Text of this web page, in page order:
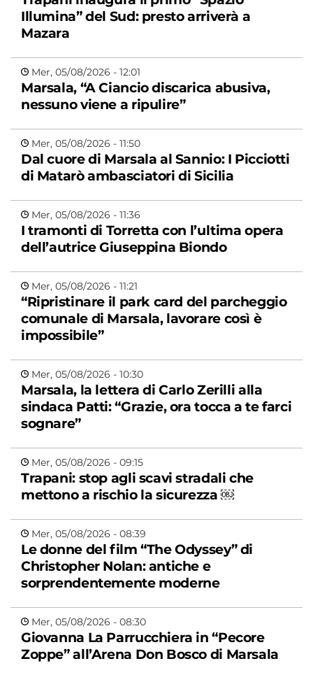
Illumina” del Sud: presto arriverà a
Mazara
Mer, 05/08/2026 - 12:01
Marsala, “A Ciancio discarica abusiva,
nessuno viene a ripulire”
Mer, 05/08/2026 - 11:50
Dal cuore di Marsala al Sannio: I Picciotti
di Matarò ambasciatori di Sicilia
Mer, 05/08/2026 - 11:36
I tramonti di Torretta con l’ultima opera
dell’autrice Giuseppina Biondo
Mer, 05/08/2026 - 11:21
“Ripristinare il park card del parcheggio
comunale di Marsala, lavorare così è
impossibile”
Mer, 05/08/2026 - 10:30
Marsala, la lettera di Carlo Zerilli alla
sindaca Patti: “Grazie, ora tocca a te farci
sognare”
Mer, 05/08/2026 - 09:15
Trapani: stop agli scavi stradali che
mettono a rischio la sicurezza ￼
Mer, 05/08/2026 - 08:39
Le donne del film “The Odyssey” di
Christopher Nolan: antiche e
sorprendentemente moderne
Mer, 05/08/2026 - 08:30
Giovanna La Parrucchiera in “Pecore
Zoppe” all’Arena Don Bosco di Marsala